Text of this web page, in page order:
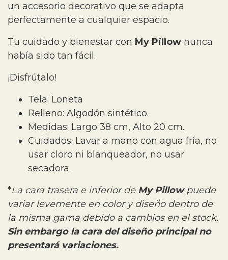
un accesorio decorativo que se adapta
perfectamente a cualquier espacio.
Tu cuidado y bienestar con My Pillow nunca
había sido tan fácil.
¡Disfrútalo!
Tela: Loneta
Relleno: Algodón sintético.
Medidas: Largo 38 cm, Alto 20 cm.
Cuidados: Lavar a mano con agua fría, no
usar cloro ni blanqueador, no usar
secadora.
*La cara trasera e inferior de My Pillowpuede
variar levemente en color y diseño dentro de
la misma gama debido a cambios en el stock.
Sin embargo la cara del diseño principal no
presentará variaciones.